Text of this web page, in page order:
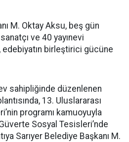
M. Oktay Aksu, beş gün
ve 40 yayınevi
edebiyatın birleştirici gücüne
sahipliğinde düzenlenen
13. Uluslararası
programı kamuoyuyla
Sosyal Tesisleri’nde
Sarıyer Belediye Başkanı M.